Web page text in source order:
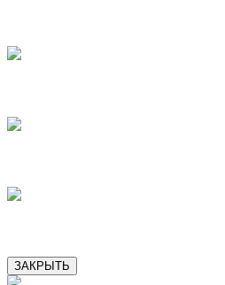
ЗАКРЫТЬ